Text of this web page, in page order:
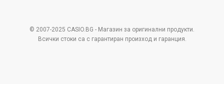
© 2007-2025 CASIO.BG - Магазин за оригинални продукти.
Всички стоки са с гарантиран произход и гаранция.